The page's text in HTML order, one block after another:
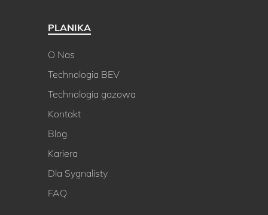
PLANIKA
O Nas
Technologia BEV
Technologia gazowa
Kontakt
Blog
Kariera
Dla Sygnalisty
FAQ